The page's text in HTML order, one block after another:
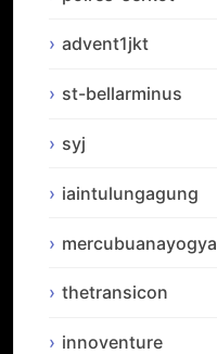
advent1jkt
st-bellarminus
syj
iaintulungagung
mercubuanayogya
thetransicon
innoventure